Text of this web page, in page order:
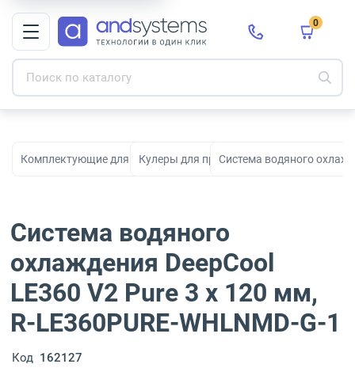
0
Комплектующие для ПК, сборки и модернизации
Кулеры для процессоров
Система водяного
Система водяного
охлаждения DeepCool
LE360 V2 Pure 3 x 120 мм,
R-LE360PURE-WHLNMD-G-1
Код 162127